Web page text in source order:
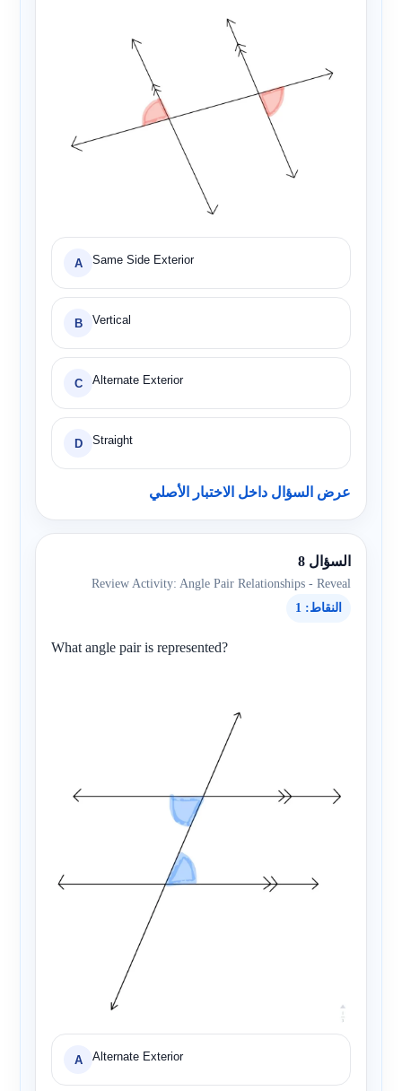
A Same Side Exterior
B Vertical
C Alternate Exterior
D Straight
عرض السؤال داخل الاختبار الأصلي
السؤال 8
Review Activity: Angle Pair Relationships - Reveal
النقاط: 1
What angle pair is represented?
A Alternate Exterior